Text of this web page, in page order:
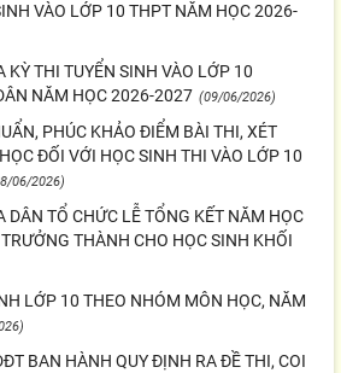
VÀO LỚP 10 THPT NĂM HỌC 2026-
KỲ THI TUYỂN SINH VÀO LỚP 10
NĂM HỌC 2026-2027 (09/06/2026)
PHÚC KHẢO ĐIỂM BÀI THI, XÉT
ĐỐI VỚI HỌC SINH THI VÀO LỚP 10
06/2026)
DÂN TỔ CHỨC LỄ TỔNG KẾT NĂM HỌC
THÀNH CHO HỌC SINH KHỐI
LỚP 10 THEO NHÓM MÔN HỌC, NĂM
BAN HÀNH QUY ĐỊNH RA ĐỀ THI, COI